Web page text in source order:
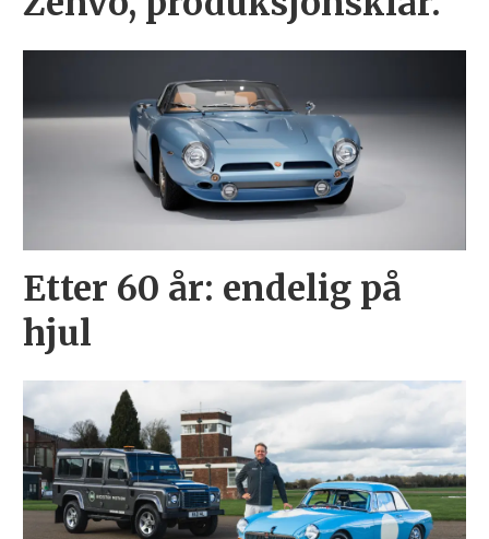
Etter 60 år: endelig på
hjul